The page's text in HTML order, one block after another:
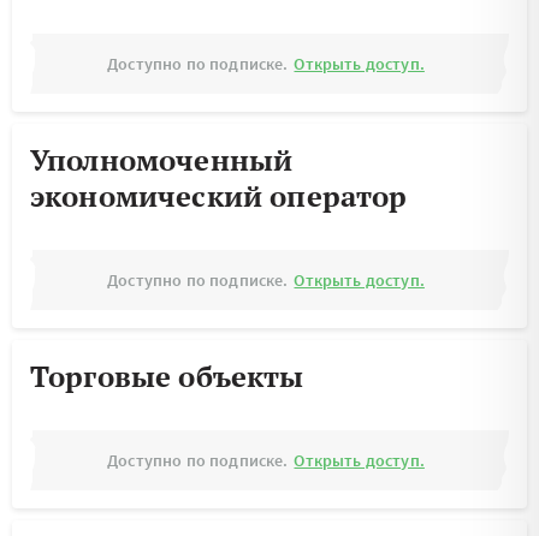
Доступно по подписке. Открыть доступ.
Уполномоченный
экономический оператор
Доступно по подписке. Открыть доступ.
Торговые объекты
Доступно по подписке. Открыть доступ.